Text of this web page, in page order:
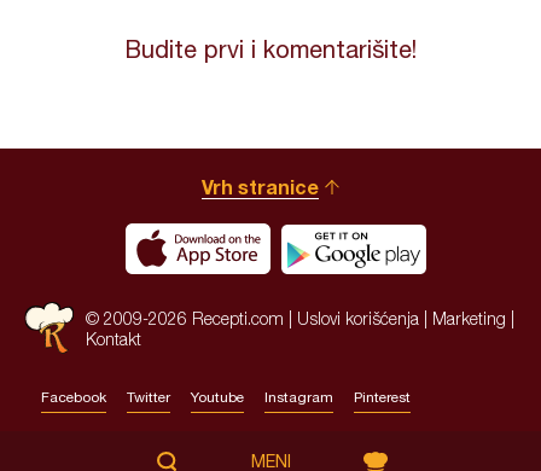
Budite prvi i komentarišite!
Vrh stranice
© 2009-2026 Recepti.com | Uslovi korišćenja Marketing
Kontakt
Facebook Twitter Youtube Instagram Pinterest